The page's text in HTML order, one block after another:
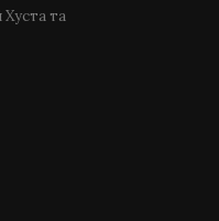
Хуста та